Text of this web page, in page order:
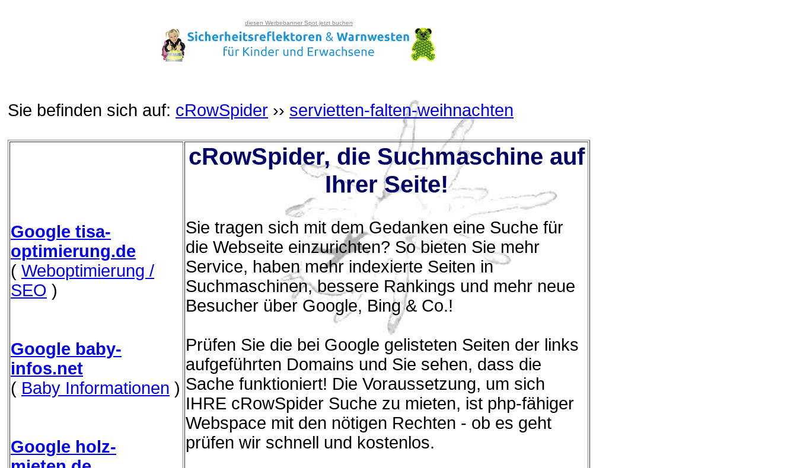
diesen Werbebanner Spot jetzt buchen
Sie befinden sich auf: cRowSpider ›› servietten-falten-weihnachten
Google tisa-
optimierung.de
( Weboptimierung /
SEO )
Google baby-
infos.net
( Baby Informationen )
Google holz-
cRowSpider, die Suchmaschine auf
Ihrer Seite!
Sie tragen sich mit dem Gedanken eine Suche für
die Webseite einzurichten? So bieten Sie mehr
Service, haben mehr indexierte Seiten in
Suchmaschinen, bessere Rankings und mehr neue
Besucher über Google, Bing & Co.!
Prüfen Sie die bei Google gelisteten Seiten der links
aufgeführten Domains und Sie sehen, dass die
Sache funktioniert! Die Voraussetzung, um sich
IHRE cRowSpider Suche zu mieten, ist php-fähiger
Webspace mit den nötigen Rechten - ob es geht
prüfen wir schnell und kostenlos.